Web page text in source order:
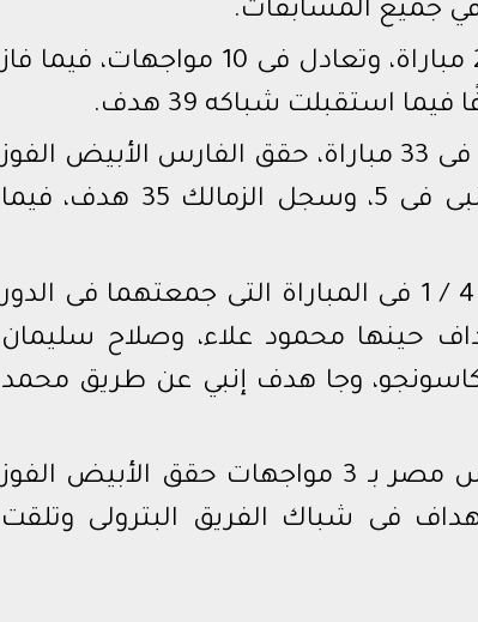
نجح الزمالك فى تحقيق الفوز خلالهم فى 20 مباراة، وتعادل فى 10 مواجهات، فيما فاز
وفى مسابقة الدورى تحديدًا إلتقيا الفريقان فى 33 مباراة، حقق الفارس الأبيض الفوز
فى 18 لقاء، وتعادل فى 10 مواجهات وفاز إنبى فى 5، وسجل الزمالك 35 هدف، فيما
ويعد أكبر فوز للزمالك على إنبى جاء بنتيجة 4 / 1 فى المباراة التى جمعتهما فى الدور
/ 2019 وسجل الأهداف حينها محمود علاء، وصلاح سليمان
كاسونجو، وجا هدف إنبي عن طريق محمد
ويأتى تاريخ مواجهات الزمالك وإنبى فى كأس مصر بـ 3 مواجهات حقق الأبيض الفوز
مباراتين وخسر لقاء وحيد، وسجل 5 أهداف فى شباك الفريق البترولى وتلقت